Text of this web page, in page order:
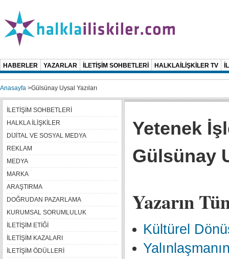
HABERLER YAZARLAR İLETİŞİM SOHBETLERİ HALKLAİLİŞKİLER TV
Anasayfa >Gülsünay Uysal Yazıları
Yetenek
Gülsünay
Yazarın
Kültürel
İLETİŞİM SOHBETLERİ
HALKLA İLİŞKİLER
DİJİTAL VE SOSYAL MEDYA
REKLAM
MEDYA
MARKA
ARAŞTIRMA
DOĞRUDAN PAZARLAMA
KURUMSAL SORUMLULUK
İLETİŞİM ETİĞİ
İLETİŞİM KAZALARI
İLETİŞİM ÖDÜLLERİ